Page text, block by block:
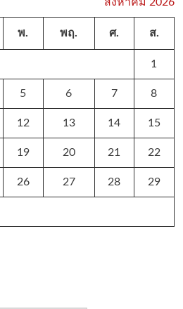
พ. พฤ. ศ. ส.
1
5 6 7 8
12 13 14 15
19 20 21 22
26 27 28 29